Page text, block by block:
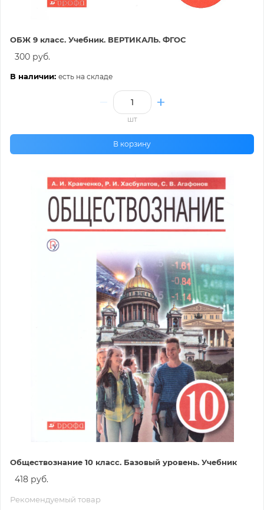
ОБЖ 9 класс. Учебник. ВЕРТИКАЛЬ. ФГОС
300 руб.
В наличии: есть на складе
шт
В корзину
Обществознание 10 класс. Базовый уровень. Учебник
418 руб.
Рекомендуемый товар